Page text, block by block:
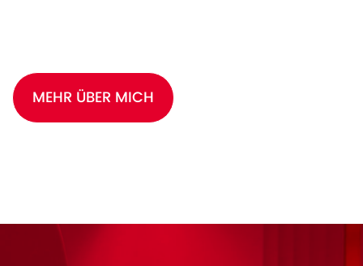
MEHR ÜBER MICH